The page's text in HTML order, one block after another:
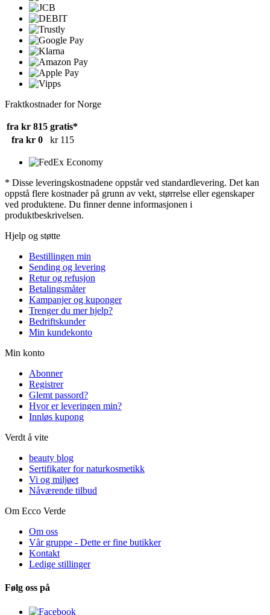
Fraktkostnader for Norge
fra kr 815 gratis*
fra kr 0
kr 115
* Disse leveringskostnadene oppstår ved standardlevering. Det kan
oppstå flere kostnader på grunn av vekt, størrelse eller egenskaper
ved produktene. Du finner denne informasjonen i
produktbeskrivelsen.
Hjelp og støtte
Bestillingen min
Sending og levering
Retur og refusjon
Betalingsmåter
Kampanjer og kuponger
Trenger du mer hjelp?
Bedriftskunder
Min kundekonto
Min konto
Abonner
Registrer
Glemt passord?
Hvor er leveringen min?
Innløs kupong
Verdt å vite
beauty blog
Sertifikater for naturkosmetikk
Vi og miljøet
Nåværende tilbud
Om Ecco Verde
Om oss
Vår gruppe - Dette er fine butikker
Kontakt
Ledige stillinger
Følg oss på